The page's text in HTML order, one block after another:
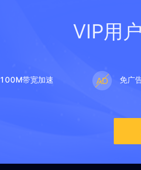
VIP用
100M带宽加速 免广